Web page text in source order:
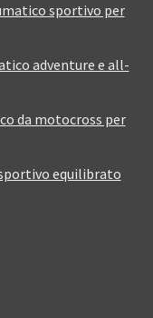
sportivo per
adventure e all-
da motocross per
equilibrato